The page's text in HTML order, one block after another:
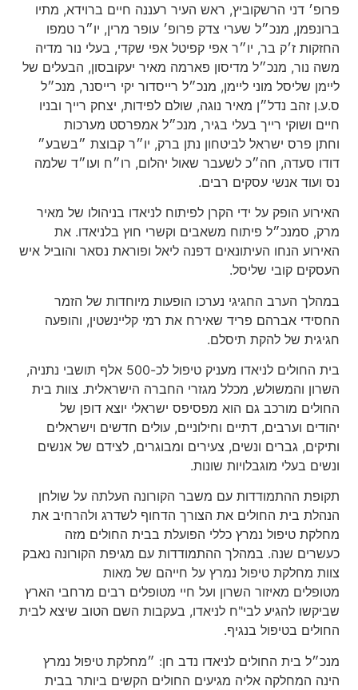
פרופ׳ דני הרשקוביץ, ראש העיר רעננה חיים ברוידא, מתיו
ברונפמן, מנכ״ל שערי צדק פרופ׳ עופר מרין, יו״ר טמפו
החזקות ז׳ק בר, יו״ר אפי קפיטל אפי שקדי, בעלי נור מדיה
משה נור, מנכ״ל מדיסון פארמה מאיר יעקובסון, הבעלים של
ליימן שליסל מוני ליימן, מנכ״ל רייסדור יקי רייסנר, מנכ״ל
ס.ע.ן זהב נדל״ן מאיר נוגה, שולם לפידות, יצחק רייך ובניו
חיים ושוקי רייך בעלי בגיר, מנכ״ל אמפרסט מערכות
וחתן פרס ישראל לביטחון נתן ברק, יו״ר קבוצת ״בשבע״
דודו סעדה, חה״כ לשעבר שאול יהלום, רו״ח ועו״ד שלמה
נס ועוד אנשי עסקים רבים.
האירוע הופק על ידי הקרן לפיתוח לניאדו בניהולו של מאיר
מרק, סמנכ״ל פיתוח משאבים וקשרי חוץ בלניאדו. את
האירוע הנחו העיתונאים דפנה ליאל ופוראת נסאר והוביל איש
העסקים קובי שליסל.
במהלך הערב החגיגי נערכו הופעות מיוחדות של הזמר
החסידי אברהם פריד שאירח את רמי קליינשטין, והופעה
חגיגית של להקת תיסלם.
בית החולים לניאדו מעניק טיפול לכ-500 אלף תושבי נתניה,
השרון והמשולש, מכלל מגזרי החברה הישראלית. צוות בית
החולים מורכב גם הוא מפסיפס ישראלי יוצא דופן של
יהודים וערבים, דתיים וחילוניים, עולים חדשים וישראלים
ותיקים, גברים ונשים, צעירים ומבוגרים, לצידם של אנשים
ונשים בעלי מוגבלויות שונות.
תקופת ההתמודדות עם משבר הקורונה העלתה על שולחן
הנהלת בית החולים את הצורך הדחוף לשדרג ולהרחיב את
מחלקת טיפול נמרץ כללי הפועלת בבית החולים מזה
כעשרים שנה. במהלך ההתמודדות עם מגיפת הקורונה נאבק
צוות מחלקת טיפול נמרץ על חייהם של מאות
מטופלים מאיזור השרון ועל חיי מטופלים רבים מרחבי הארץ
שביקשו להגיע לבי"ח לניאדו, בעקבות השם הטוב שיצא לבית
החולים בטיפול בנגיף.
מנכ״ל בית החולים לניאדו נדב חן: ״מחלקת טיפול נמרץ
הינה המחלקה אליה מגיעים החולים הקשים ביותר בבית